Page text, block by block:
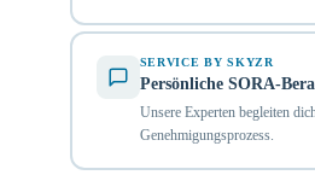
SERVICE BY SKYZR
Persönliche SORA-
Unsere Experten begleiten
Genehmigungsprozess.